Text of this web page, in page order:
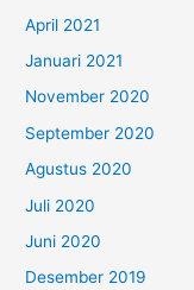
April 2021
Januari 2021
November 2020
September 2020
Agustus 2020
Juli 2020
Juni 2020
Desember 2019